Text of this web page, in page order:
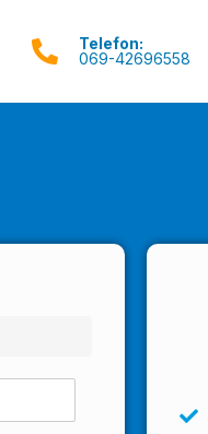
Telefon:
069-42696558